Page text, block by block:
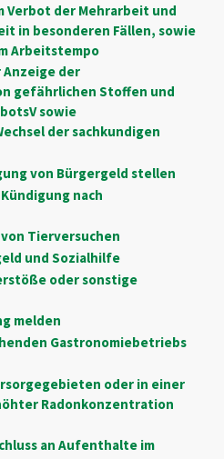
Verbot der Mehrarbeit und
in besonderen Fällen, sowie
Arbeitstempo
der
gefährlichen Stoffen und
sowie
der sachkundigen
von Bürgergeld stellen
nach
Tierversuchen
und Sozialhilfe
oder sonstige
melden
Gastronomiebetriebs
oder in einer
Radonkonzentration
an Aufenthalte im